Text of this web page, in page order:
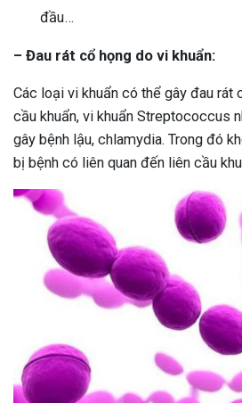
đầu…
– Đau rát cổ họng do vi khuẩn:
Các loại vi khuẩn có thể gây đau rát
cầu khuẩn, vi khuẩn Streptococcus
gây bệnh lậu, chlamydia. Trong đó
bị bệnh có liên quan đến liên cầu